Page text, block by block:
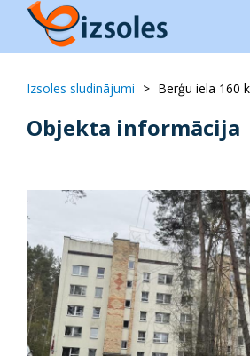
Izsoles sludinājumi Berģu iela 160
Objekta informācija